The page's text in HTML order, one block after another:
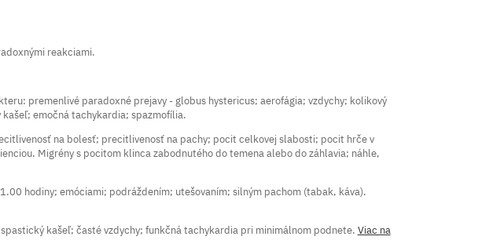
reakciami.
premenlivé paradoxné prejavy - globus hystericus; aerofágia; vzdychy; kolikový
emočná tachykardia; spazmofília.
na bolesť; precitlivenosť na pachy; pocit celkovej slabosti; pocit hrče v
Migrény s pocitom klinca zabodnutého do temena alebo do záhlavia; náhle,
hodiny; emóciami; podráždením; utešovaním; silným pachom (tabak, káva).
spastický kašeľ; časté vzdychy; funkčná tachykardia pri minimálnom podnete. Viac na